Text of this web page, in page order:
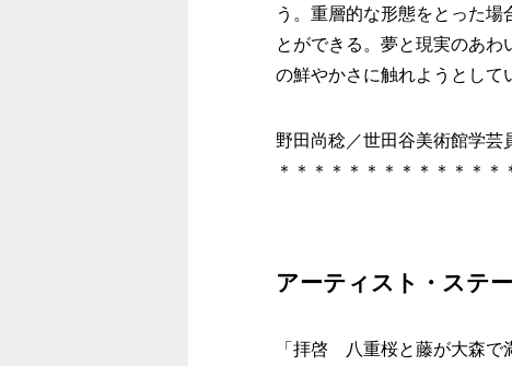
う。重層的な形態をとった
とができる。夢と現実のあ
の鮮やかさに触れようとして
野田尚稔／世田谷美術館学芸
＊＊＊＊＊＊＊＊＊＊＊＊＊
アーティスト・ステ
「拝啓 八重桜と藤が大森で